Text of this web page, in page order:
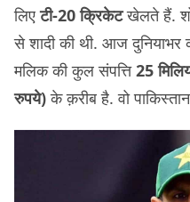
लिएटी-20 क्रिकेटखेलते हैं.
से शादी की थी. आज
मलिक की कुल संपत्ति25
रुपये)के क़रीब है. वो